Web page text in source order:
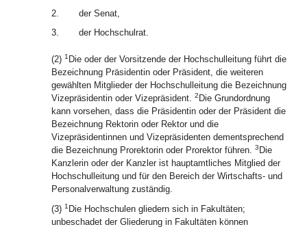
2.
der Senat,
3.
der Hochschulrat.
(2) 1 Die oder der Vorsitzende der Hochschulleitung führt die
Bezeichnung Präsidentin oder Präsident, die weiteren
gewählten Mitglieder der Hochschulleitung die Bezeichnung
Vizepräsidentin oder Vizepräsident. 2 Die Grundordnung
kann vorsehen, dass die Präsidentin oder der Präsident die
Bezeichnung Rektorin oder Rektor und die
Vizepräsidentinnen und Vizepräsidenten dementsprechend
die Bezeichnung Prorektorin oder Prorektor führen. 3 Die
Kanzlerin oder der Kanzler ist hauptamtliches Mitglied der
Hochschulleitung und für den Bereich der Wirtschafts- und
Personalverwaltung zuständig.
(3) 1 Die Hochschulen gliedern sich in Fakultäten;
unbeschadet der Gliederung in Fakultäten können